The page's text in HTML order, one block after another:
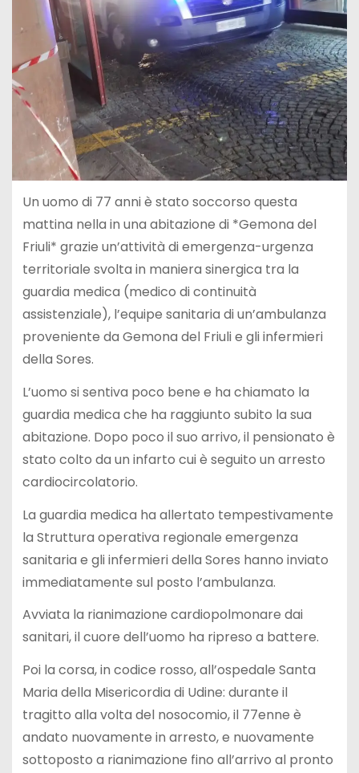
Un uomo di 77 anni è stato soccorso questa
mattina nella in una abitazione di *Gemona del
Friuli* grazie un’attività di emergenza-urgenza
territoriale svolta in maniera sinergica tra la
guardia medica (medico di continuità
assistenziale), l’equipe sanitaria di un’ambulanza
proveniente da Gemona del Friuli e gli infermieri
della Sores.
L’uomo si sentiva poco bene e ha chiamato la
guardia medica che ha raggiunto subito la sua
abitazione. Dopo poco il suo arrivo, il pensionato è
stato colto da un infarto cui è seguito un arresto
cardiocircolatorio.
La guardia medica ha allertato tempestivamente
la Struttura operativa regionale emergenza
sanitaria e gli infermieri della Sores hanno inviato
immediatamente sul posto l’ambulanza.
Avviata la rianimazione cardiopolmonare dai
sanitari, il cuore dell’uomo ha ripreso a battere.
Poi la corsa, in codice rosso, all’ospedale Santa
Maria della Misericordia di Udine: durante il
tragitto alla volta del nosocomio, il 77enne è
andato nuovamente in arresto, e nuovamente
sottoposto a rianimazione fino all’arrivo al pronto